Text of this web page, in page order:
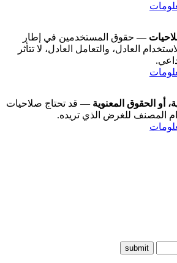
— حقوق المستخدمين في إطار
العادل، والتعامل العادل، لا تتأثر
أو الحقوق المعنوية — قد تحتاج صلاحيات
المصنف للغرض الذي تريده.
submit